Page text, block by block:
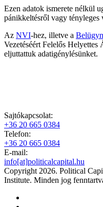
Ezen adatok ismerete nélkül
pánikkeltésről vagy tényleges
Az NVI-hez, illetve a
Vezetéséért Felelős Helyettes
eljuttattuk adatigénylésünket.
Sajtókapcsolat:
+36 20 665 0384
Telefon:
+36 20 665 0384
E-mail:
info[at]politicalcapital.hu
Copyright 2026. Political
Institute. Minden jog